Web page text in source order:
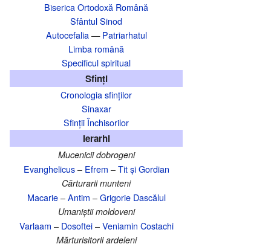
Biserica Ortodoxă Română
Sfântul Sinod
Autocefalia—Patriarhatul
Limba română
Specificul spiritual
Sfinți
Cronologia sfinților
Sinaxar
Sfinții Închisorilor
Ierarhi
Mucenicii dobrogeni
Evanghelicus– Efrem –Tit și Gordian
Cărturarii munteni
Macarie–Antim –Grigorie Dascălul
Umaniștii moldoveni
Varlaam – Dosoftei–Veniamin Costachi
Mărturisitorii ardeleni